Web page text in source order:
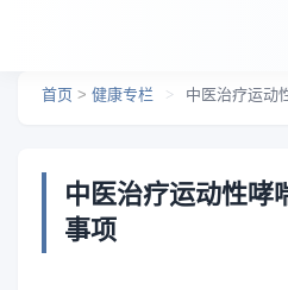
首页 > 健康专栏 > 中医治疗运动
中医治疗运动性哮
事项